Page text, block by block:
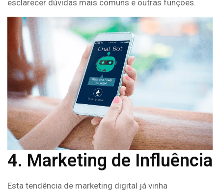
esclarecer dúvidas mais comuns e outras funções.
4. Marketing de Influência
Esta tendência de marketing digital já vinha